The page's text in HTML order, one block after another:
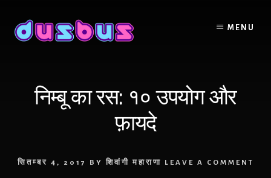
content
MENU
निम्बू का रस: १० उपयोग और
फ़ायदे
सितम्बर 4, 2017 BYशिवांगी महाराणा LEAVE A COMMENT